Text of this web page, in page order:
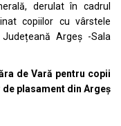
derulat în cadrul
copiilor cu vârstele
Argeș -Sala
de Vară pentru copii
plasament din Argeș